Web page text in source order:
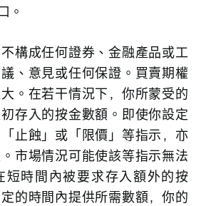
。
構成任何證券、金融產品或工
、意見或任何保證。買賣期權
。在若干情況下，你所蒙受的
存入的按金數額。即使你設定
止蝕」或「限價」等指示，亦
市場情況可能使該等指示無法
短時間內被要求存入額外的按
的時間內提供所需數額，你的